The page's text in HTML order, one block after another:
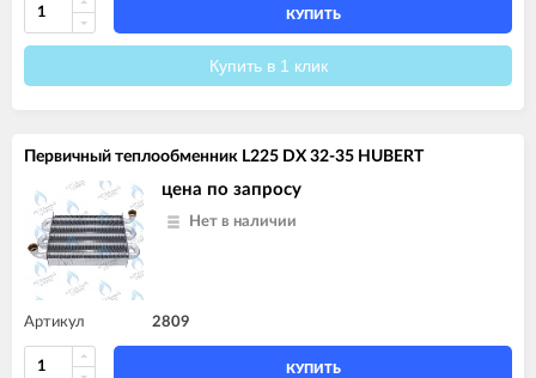
КУПИТЬ
Купить в 1 клик
Первичный теплообменник L225 DX 32-35 HUBERT
цена по запросу
Нет в наличии
Артикул 2809
КУПИТЬ